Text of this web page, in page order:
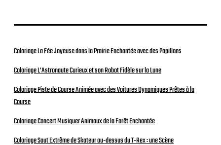
Coloriage La Fée Joyeuse dans la Prairie Enchantée avec des Papillons
Coloriage L’Astronaute Curieux et son Robot Fidèle sur la Lune
Coloriage Piste de Course Animée avec des Voitures Dynamiques Prêtes à la
Course
Coloriage Concert Musiquer Animaux de la Forêt Enchantée
Coloriage Saut Extrême de Skateur au-dessus du T-Rex : une Scène